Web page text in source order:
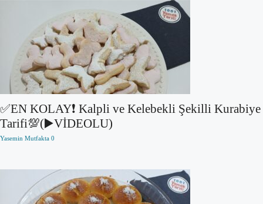
✅EN KOLAY❗ Kalpli ve Kelebekli Şekilli Kurabiye
Tarifi💯(▶️VİDEOLU)
Yasemin Mutfakta 0